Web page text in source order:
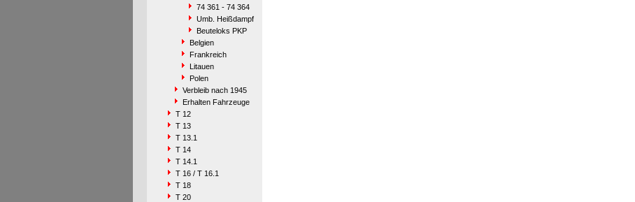
74 361 - 74 364
Umb. Heißdampf
Beuteloks PKP
Belgien
Frankreich
Litauen
Polen
Verbleib nach 1945
Erhalten Fahrzeuge
T 12
T 13
T 13.1
T 14
T 14.1
T 16 / T 16.1
T 18
T 20